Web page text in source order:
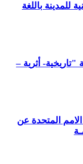
للمدينة باللغة
أثرية –
المتحدة عن